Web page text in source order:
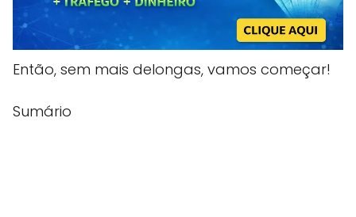
Então, sem mais delongas, vamos começar!
Sumário